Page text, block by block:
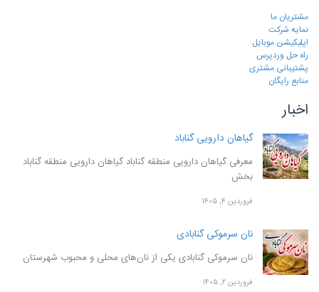
مشتریان ما
نمایه شرکت
اپلیکیشن موبایل
راه حل وردپرس
پشتیبانی مشتری
منابع رایگان
اخبار
گیاهان دارویی گناباد
معرفی گیاهان دارویی منطقه گناباد گیاهان دارویی منطقه گناباد
بخش
فروردین ۴, ۱۴۰۵
نان سرموکی گنابادی
نان سرموکی گنابادی یکی از نان‌های محلی و محبوب شهرستان
فروردین ۲, ۱۴۰۵